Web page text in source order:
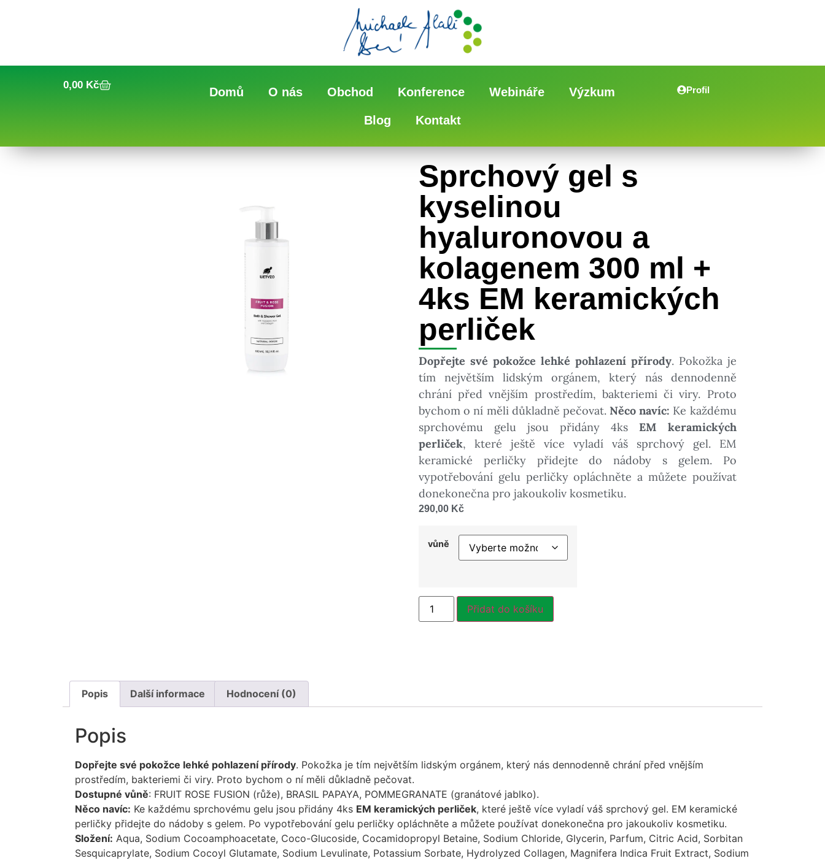
0,00 Kč Domů O nás Obchod Konference Webináře Výzkum
Blog Kontakt
Profil
Sprchový gel s
kyselinou
hyaluronovou a
kolagenem 300 ml +
4ks EM keramických
perliček
Dopřejte své pokožce lehké pohlazení přírody. Pokožka je
tím největším lidským orgánem, který nás dennodenně
chrání před vnějším prostředím, bakteriemi či viry. Proto
bychom o ní měli důkladně pečovat. Něco navíc: Ke každému
sprchovému gelu jsou přidány 4ks EM keramických
perliček, které ještě více vyladí váš sprchový gel. EM
keramické perličky přidejte do nádoby s gelem. Po
vypotřebování gelu perličky opláchněte a můžete používat
donekonečna pro jakoukoliv kosmetiku.
290,00 Kč
vůně
Přidat do košíku
Popis Další informace Hodnocení (0)
Popis
Dopřejte své pokožce lehké pohlazení přírody. Pokožka je tím největším lidským orgánem, který nás dennodenně chrání před vnějším
prostředím, bakteriemi či viry. Proto bychom o ní měli důkladně pečovat.
Dostupné vůně: FRUIT ROSE FUSION (růže), BRASIL PAPAYA, POMMEGRANATE (granátové jablko).
Něco navíc: Ke každému sprchovému gelu jsou přidány 4ks EM keramických perliček, které ještě více vyladí váš sprchový gel. EM keramické
perličky přidejte do nádoby s gelem. Po vypotřebování gelu perličky opláchněte a můžete používat donekonečna pro jakoukoliv kosmetiku.
Složení: Aqua, Sodium Cocoamphoacetate, Coco-Glucoside, Cocamidopropyl Betaine, Sodium Chloride, Glycerin, Parfum, Citric Acid, Sorbitan
Sesquicaprylate, Sodium Cocoyl Glutamate, Sodium Levulinate, Potassium Sorbate, Hydrolyzed Collagen, Magnifera Indica Fruit Extract, Sodium